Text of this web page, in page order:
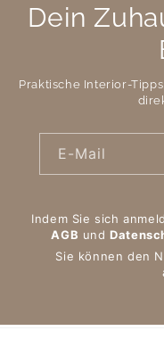
Dein
Praktische Interior-
E-Mail
Indem Sie sich
AGB und
Sie können den